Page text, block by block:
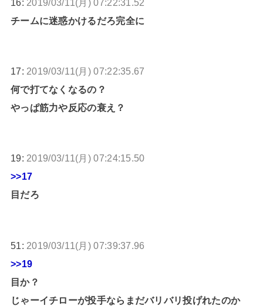
16: 2019/03/11(月) 07:22:31.52
チームに迷惑かけるだろ完全に
17: 2019/03/11(月) 07:22:35.67
何で打てなくなるの？
やっぱ筋力や反応の衰え？
19: 2019/03/11(月) 07:24:15.50
>>17
目だろ
51: 2019/03/11(月) 07:39:37.96
>>19
目か？
じゃーイチローが投手ならまだバリバリ投げれたのか